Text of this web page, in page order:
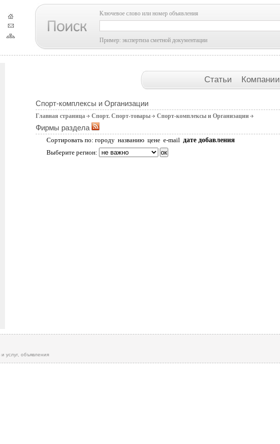
Ключевое слово или номер объявления
Пример: экспертиза сметной документации
Статьи Компании
Спорт-комплексы и Организации
Главная страница Спорт. Спорт-товары Спорт-комплексы и Организации
Фирмы раздела
Сортировать по: городу названию цене e-mail дате добавления
Выберите регион:
услуг, объявления